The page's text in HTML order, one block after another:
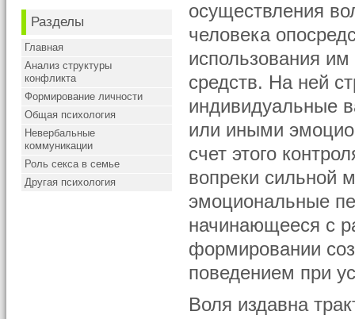
Разделы
Главная
Анализ структуры
конфликта
Формирование личности
Общая психология
Невербальные
коммуникации
Роль секса в семье
Другая психология
осуществления
человека
использования
средств. На ней
индивидуальные
или иными
счет этого
вопреки сильной
эмоциональные
начинающееся с
формировании
поведением при
Воля издавна